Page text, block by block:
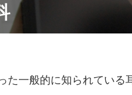
た一般的に知られている